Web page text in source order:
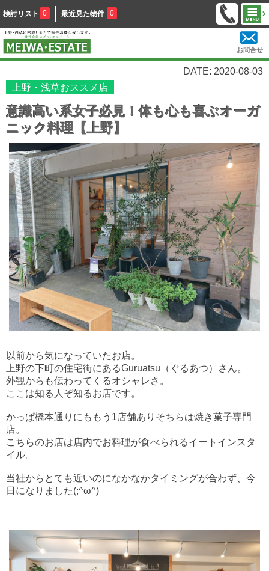
検討リスト 0 最近見た物件 0
お問合せ
DATE: 2020-08-03
上野・浅草おススメ店
意識高い系女子必見！体も心も喜ぶオーガ
ニック料理【上野】
以前から気になっていたお店。
上野の下町の住宅街にあるGuruatsu（ぐるあつ）さん。
外観からも伝わってくるオシャレさ。
ここは知る人ぞ知るお店です。
かっぱ橋本通りにももう1店舗ありそちらは焼き菓子専門
店。
こちらのお店は店内でお料理が食べられるイートインスタ
イル。
当社からとても近いのになかなかタイミングが合わず、今
日になりました(;^ω^)